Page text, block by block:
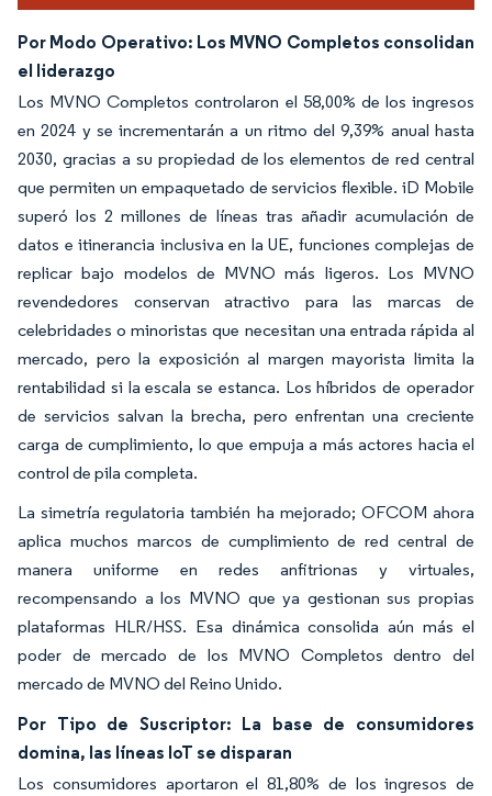
Por Modo Operativo: Los MVNO Completos consolidan
el liderazgo
Los MVNO Completos controlaron el 58,00% de los ingresos
en 2024 y se incrementarán a un ritmo del 9,39% anual hasta
2030, gracias a su propiedad de los elementos de red central
que permiten un empaquetado de servicios flexible. iD Mobile
superó los 2 millones de líneas tras añadir acumulación de
datos e itinerancia inclusiva en la UE, funciones complejas de
replicar bajo modelos de MVNO más ligeros. Los MVNO
revendedores conservan atractivo para las marcas de
celebridades o minoristas que necesitan una entrada rápida al
mercado, pero la exposición al margen mayorista limita la
rentabilidad si la escala se estanca. Los híbridos de operador
de servicios salvan la brecha, pero enfrentan una creciente
carga de cumplimiento, lo que empuja a más actores hacia el
control de pila completa.
La simetría regulatoria también ha mejorado; OFCOM ahora
aplica muchos marcos de cumplimiento de red central de
manera uniforme en redes anfitrionas y virtuales,
recompensando a los MVNO que ya gestionan sus propias
plataformas HLR/HSS. Esa dinámica consolida aún más el
poder de mercado de los MVNO Completos dentro del
mercado de MVNO del Reino Unido.
Por Tipo de Suscriptor: La base de consumidores
domina, las líneas IoT se disparan
Los consumidores aportaron el 81,80% de los ingresos de